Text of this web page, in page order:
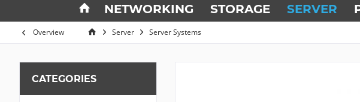
NETWORKING STORAGE SERVER
Overview Server Server Systems
CATEGORIES